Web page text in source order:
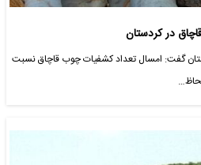
گفت: امسال تعداد کشفیات چوب قاچاق نسبت